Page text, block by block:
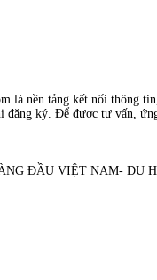
là nền tảng kết nối thông
ký. Để được tư vấn,
ĐẦU VIỆT NAM- DU